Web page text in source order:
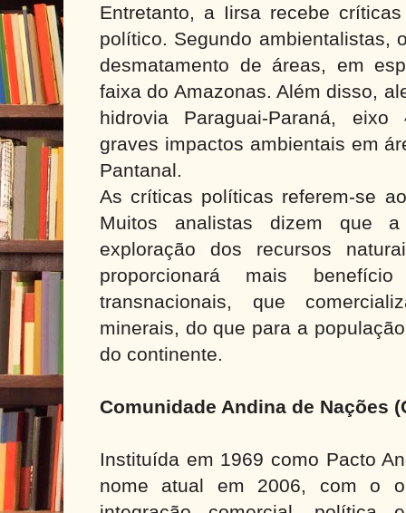
Entretanto, a Iirsa recebe
político. Segundo ambientalistas,
desmatamento de áreas, em
faixa do Amazonas. Além disso,
hidrovia Paraguai-Paraná,
graves impactos ambientais em
Pantanal.
As críticas políticas referem-se
Muitos analistas dizem que
exploração dos recursos
proporcionará mais
transnacionais, que
minerais, do que para a
do continente.
Comunidade Andina de Nações
Instituída em 1969 como Pacto
nome atual em 2006, com o